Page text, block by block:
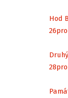
Hod
26pro
28pro